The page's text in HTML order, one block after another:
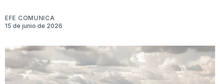
EFE COMUNICA
15 de junio de 2026